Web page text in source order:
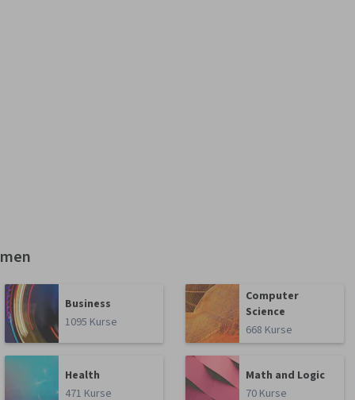
Business
1095 Kurse
Computer
Science
668 Kurse
Health
471 Kurse
Math and Logic
70 Kurse